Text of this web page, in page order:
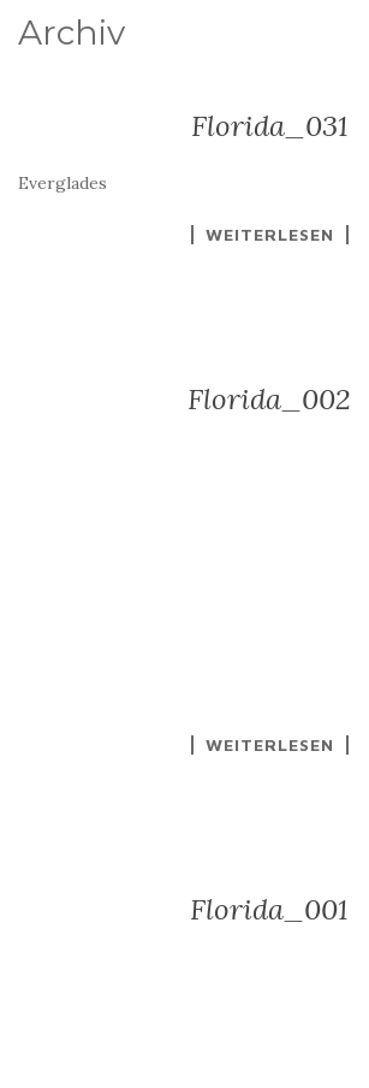
Archiv
Florida_031
Everglades
WEITERLESEN
Florida_002
WEITERLESEN
Florida_001